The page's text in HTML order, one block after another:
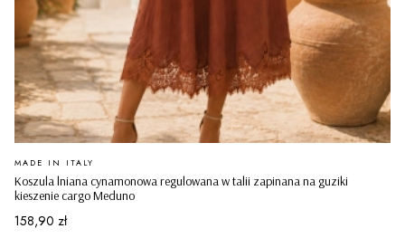
Koszula lniana cynamonowa regulowana w talii zapinana na guziki
kieszenie cargo Meduno
PRODUCENT
MADE IN ITALY
Cena
158,90 zł